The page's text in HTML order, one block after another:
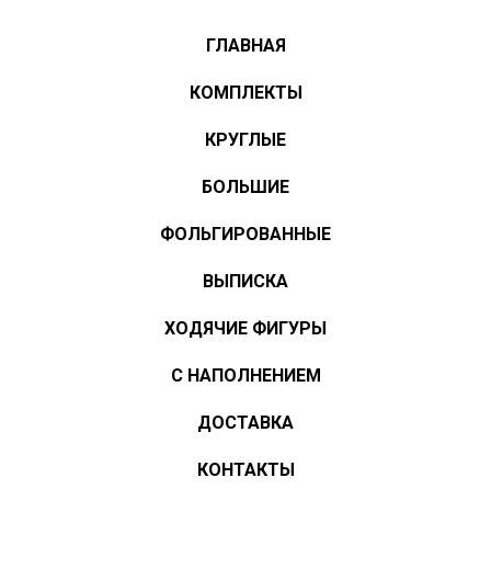
ГЛАВНАЯ
КОМПЛЕКТЫ
КРУГЛЫЕ
БОЛЬШИЕ
ФОЛЬГИРОВАННЫЕ
ВЫПИСКА
ХОДЯЧИЕ ФИГУРЫ
С НАПОЛНЕНИЕМ
ДОСТАВКА
КОНТАКТЫ